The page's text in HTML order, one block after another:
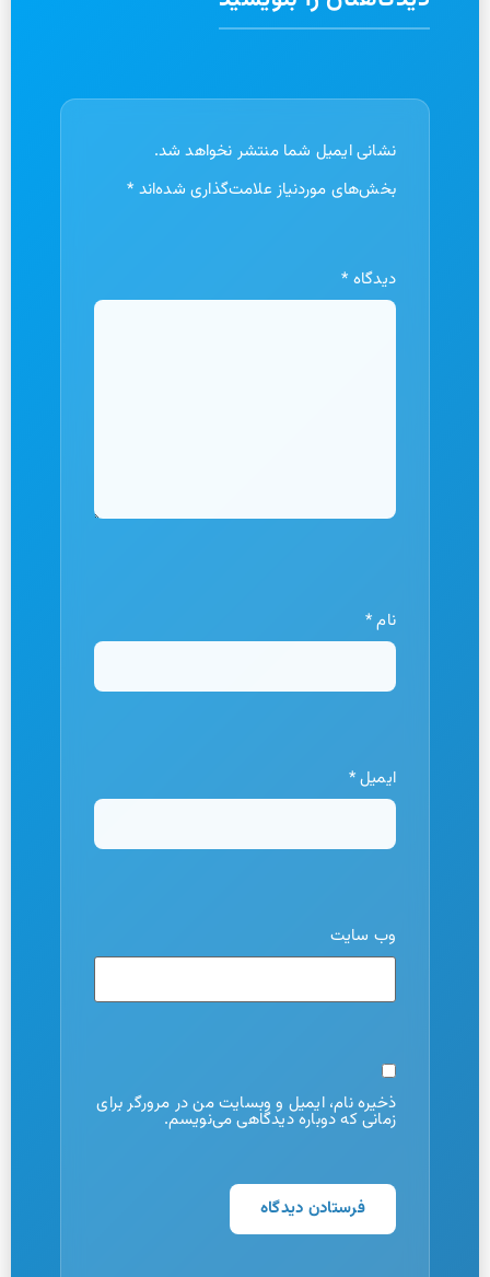
نشانی ایمیل شما منتشر نخواهد شد.
بخش‌های موردنیاز علامت‌گذاری شده‌اند *
دیدگاه *
نام*
ایمیل*
وب‌ سایت
ذخیره نام، ایمیل و وبسایت من در مرورگر برای
زمانی که دوباره دیدگاهی می‌نویسم.